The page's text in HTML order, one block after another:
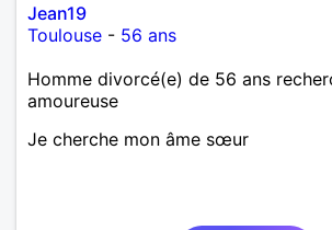
Jean19
Toulouse - 56 ans
Homme divorcé(e) de 56 ans
amoureuse
Je cherche mon âme sœur